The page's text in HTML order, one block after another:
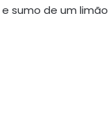
e sumo de um limão